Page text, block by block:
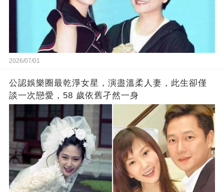
2026/07/01
公認娛樂圈最乾淨女星，演盡溫柔人妻，此生卻僅
談一次戀愛，58 歲依舊孑然一身